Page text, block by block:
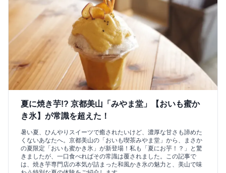
夏に焼き芋!? 京都美山「みやま堂」【おいも蜜か
き氷】が常識を超えた！
暑い夏、ひんやりスイーツで癒されたいけど、濃厚な甘さも諦めた
くないあなたへ。京都美山の「おいも喫茶みやま堂」から、まさか
の夏限定「おいも蜜かき氷」が新登場！私も「夏にお芋！？」と驚
きましたが、一口食べればその常識は覆されました。この記事で
は、焼き芋専門店の本気が詰まった和風かき氷の魅力と、美山で味